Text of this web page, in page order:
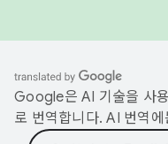
Google은 AI 기술을 사
로 번역합니다. AI 번역